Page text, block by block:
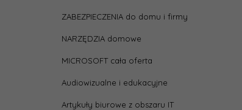
ZABEZPIECZENIA do domu i firmy
NARZĘDZIA domowe
MICROSOFT cała oferta
Audiowizualne i edukacyjne
Artykuły biurowe z obszaru IT